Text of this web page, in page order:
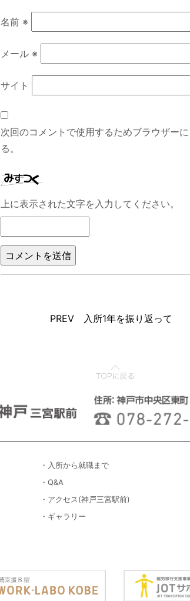
名前 ※
メール ※
サイト
次回のコメントで使用するためブラウザー
る。
上に表示された文字を入力してください。
PREV 入所1年を振り返って
・入所から就職まで
・Q&A
・アクセス(神戸三宮駅前)
・ギャラリー